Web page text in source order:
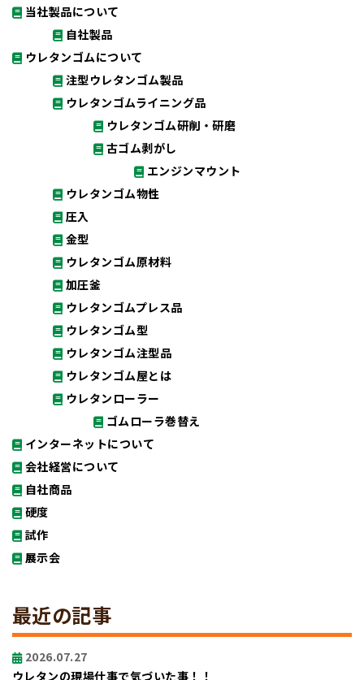
当社製品について
自社製品
ウレタンゴムについて
注型ウレタンゴム製品
ウレタンゴムライニング品
ウレタンゴム研削・研磨
古ゴム剥がし
エンジンマウント
ウレタンゴム物性
圧入
金型
ウレタンゴム原材料
加圧釜
ウレタンゴムプレス品
ウレタンゴム型
ウレタンゴム注型品
ウレタンゴム屋とは
ウレタンローラー
ゴムローラ巻替え
インターネットについて
会社経営について
自社商品
硬度
試作
展示会
最近の記事
2026.07.27
ウレタンの現場仕事で気づいた事！！